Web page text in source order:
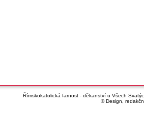
Římskokatolická farnost - děkanství u Všech
© Design,